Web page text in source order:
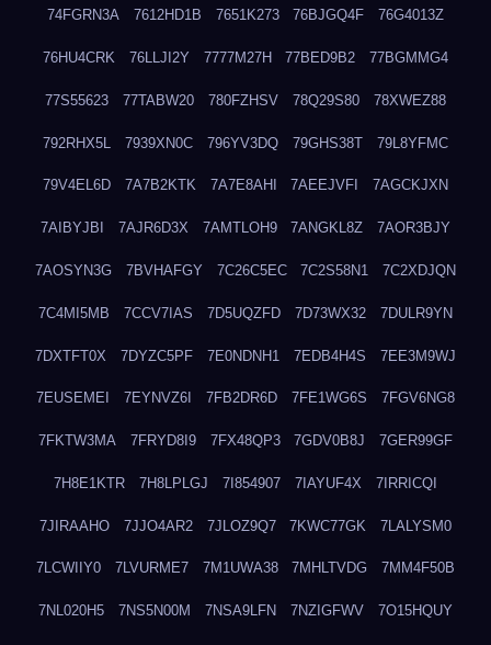
74FGRN3A 7612HD1B 7651K273 76BJGQ4F 76G4013Z
76HU4CRK 76LLJI2Y 7777M27H 77BED9B2 77BGMMG4
77S55623 77TABW20 780FZHSV 78Q29S80 78XWEZ88
792RHX5L 7939XN0C 796YV3DQ 79GHS38T 79L8YFMC
79V4EL6D 7A7B2KTK 7A7E8AHI 7AEEJVFI 7AGCKJXN
7AIBYJBI 7AJR6D3X 7AMTLOH9 7ANGKL8Z 7AOR3BJY
7AOSYN3G 7BVHAFGY 7C26C5EC 7C2S58N1 7C2XDJQN
7C4MI5MB 7CCV7IAS 7D5UQZFD 7D73WX32 7DULR9YN
7DXTFT0X 7DYZC5PF 7E0NDNH1 7EDB4H4S 7EE3M9WJ
7EUSEMEI 7EYNVZ6I 7FB2DR6D 7FE1WG6S 7FGV6NG8
7FKTW3MA 7FRYD8I9 7FX48QP3 7GDV0B8J 7GER99GF
7H8E1KTR 7H8LPLGJ 7I854907 7IAYUF4X 7IRRICQI
7JIRAAHO 7JJO4AR2 7JLOZ9Q7 7KWC77GK 7LALYSM0
7LCWIIY0 7LVURME7 7M1UWA38 7MHLTVDG 7MM4F50B
7NL020H5 7NS5N00M 7NSA9LFN 7NZIGFWV 7O15HQUY